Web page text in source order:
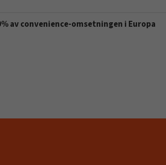
av convenience-omsetningen i Europa